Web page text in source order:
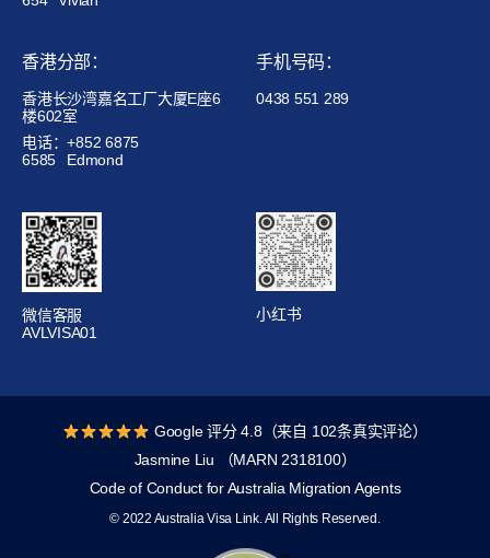
香港分部：
香港长沙湾嘉名工厂大厦E座6
楼602室
电话：+852 6875
6585
Edmond
手机号码：
0438 551 289
微信客服
AVLVISA01
小红书
Google 评分 4.8（来自 102条真实评论）
Jasmine Liu （MARN 2318100）
Code of Conduct for Australia Migration Agents
© 2022 Australia Visa Link. All Rights Reserved.